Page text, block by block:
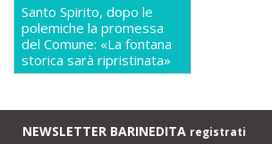
Santo Spirito, dopo le
polemiche la promessa
del Comune: «La fontana
storica sarà ripristinata»
NEWSLETTER BARINEDITA registrati